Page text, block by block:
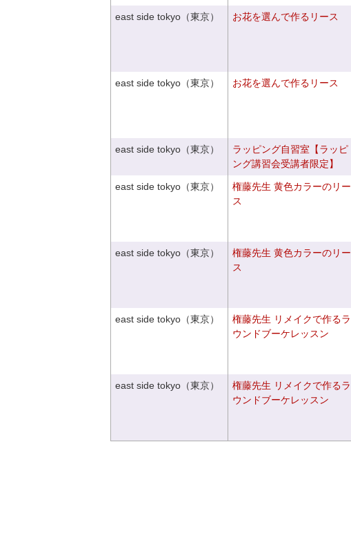
east side tokyo（東京） お花を選んで作るリース
east side tokyo（東京） お花を選んで作るリース
east side tokyo（東京）
ラッピング自習室【ラッピ
ング講習会受講者限定】
east side tokyo（東京）
権藤先生 黄色カラーのリー
ス
east side tokyo（東京）
権藤先生 黄色カラーのリー
ス
east side tokyo（東京）
権藤先生 リメイクで作るラ
ウンドブーケレッスン
east side tokyo（東京）
権藤先生 リメイクで作るラ
ウンドブーケレッスン